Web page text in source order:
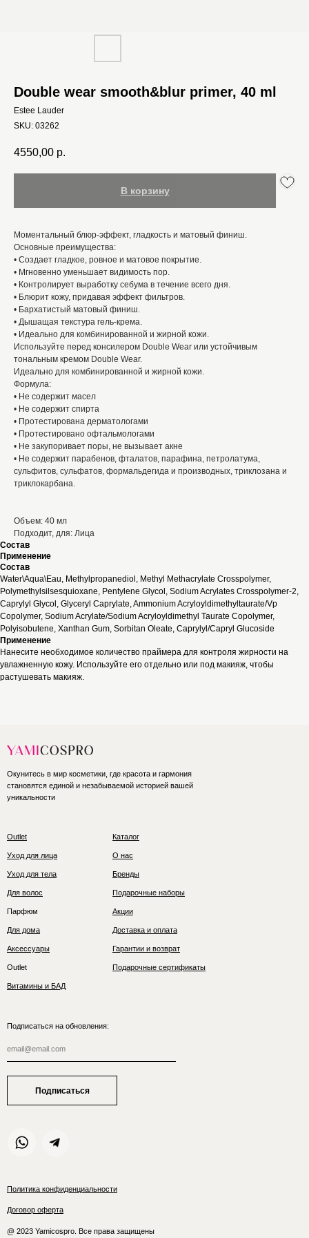
Double wear smooth&blur primer, 40 ml
Estee Lauder
SKU: 03262
4550,00 р.
В корзину
Моментальный блюр-эффект, гладкость и матовый финиш.
Основные преимущества:
• Создает гладкое, ровное и матовое покрытие.
• Мгновенно уменьшает видимость пор.
• Контролирует выработку себума в течение всего дня.
• Блюрит кожу, придавая эффект фильтров.
• Бархатистый матовый финиш.
• Дышащая текстура гель-крема.
• Идеально для комбинированной и жирной кожи.
Используйте перед консилером Double Wear или устойчивым
тональным кремом Double Wear.
Идеально для комбинированной и жирной кожи.
Формула:
• Не содержит масел
• Не содержит спирта
• Протестирована дерматологами
• Протестировано офтальмологами
• Не закупоривает поры, не вызывает акне
• Не содержит парабенов, фталатов, парафина, петролатума,
сульфитов, сульфатов, формальдегида и производных, триклозана и
триклокарбана.
Объем: 40 мл
Подходит, для: Лица
Состав
Применение
Состав
Water\Aqua\Eau, Methylpropanediol, Methyl Methacrylate Crosspolymer,
Polymethylsilsesquioxane, Pentylene Glycol, Sodium Acrylates Crosspolymer-2,
Caprylyl Glycol, Glyceryl Caprylate, Ammonium Acryloyldimethyltaurate/Vp
Copolymer, Sodium Acrylate/Sodium Acryloyldimethyl Taurate Copolymer,
Polyisobutene, Xanthan Gum, Sorbitan Oleate, Caprylyl/Capryl Glucoside
Применение
Нанесите необходимое количество праймера для контроля жирности на
увлажненную кожу. Используйте его отдельно или под макияж, чтобы
растушевать макияж.
Outlet
Окунитесь в мир косметики, где красота и гармония
становятся единой и незабываемой историей вашей
уникальности
Политика конфиденциальности
Договор оферта
@ 2023 Yamicospro. Все права защищены
Уход для лица
Уход для тела
Для волос
Парфюм
Для дома
Аксессуары
Outlet
Витамины и БАД
Каталог
О нас
Бренды
Подарочные наборы
Акции
Доставка и оплата
Гарантии и возврат
Подарочные сертификаты
Подписаться на обновления:
Подписаться